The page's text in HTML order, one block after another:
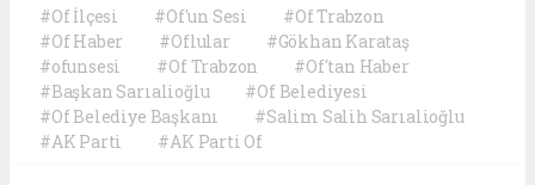
#Of İlçesi #Of'un Sesi
#Of Trabzon
#Of Haber
#Oflular
#Gökhan Karataş
#ofunsesi
#Of Trabzon
#Of'tan Haber
#Başkan Sarıalioğlu
#Of Belediyesi
#Of Belediye Başkanı
#Salim Salih Sarıalioğlu
#AK Parti
#AK Parti Of